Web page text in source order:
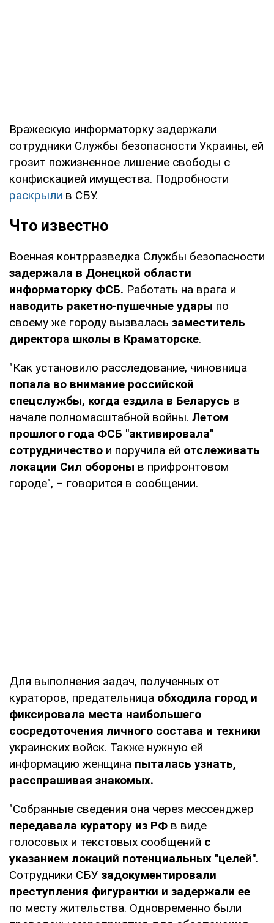
Вражескую информаторку задержали
сотрудники Службы безопасности Украины, ей
грозит пожизненное лишение свободы с
конфискацией имущества. Подробности
раскрыли в СБУ.
Что известно
Военная контрразведка Службы безопасности
задержала в Донецкой области
информаторку ФСБ. Работать на врага и
наводить ракетно-пушечные удары по
своему же городу вызвалась заместитель
директора школы в Краматорске.
"Как установило расследование, чиновница
попала во внимание российской
спецслужбы, когда ездила в Беларусь в
начале полномасштабной войны. Летом
прошлого года ФСБ "активировала"
сотрудничество и поручила ей отслеживать
локации Сил обороны в прифронтовом
городе", – говорится в сообщении.
Для выполнения задач, полученных от
кураторов, предательница обходила город и
фиксировала места наибольшего
сосредоточения личного состава и техники
украинских войск. Также нужную ей
информацию женщина пыталась узнать,
расспрашивая знакомых.
"Собранные сведения она через мессенджер
передавала куратору из РФ в виде
голосовых и текстовых сообщений с
указанием локаций потенциальных "целей".
Сотрудники СБУ задокументировали
преступления фигурантки и задержали ее
по месту жительства. Одновременно были